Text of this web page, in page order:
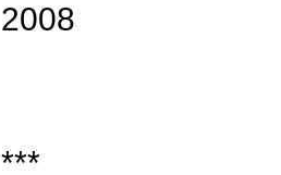
2008
***